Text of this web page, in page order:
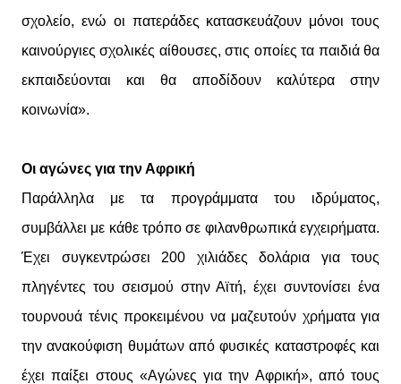
σχολείο, ενώ οι πατεράδες κατασκευάζουν μόνοι τους
καινούργιες σχολικές αίθουσες, στις οποίες τα παιδιά θα
εκπαιδεύονται και θα αποδίδουν καλύτερα στην
κοινωνία».
Οι αγώνες για την Αφρική
Παράλληλα με τα προγράμματα του ιδρύματος,
συμβάλλει με κάθε τρόπο σε φιλανθρωπικά εγχειρήματα.
Έχει συγκεντρώσει 200 χιλιάδες δολάρια για τους
πληγέντες του σεισμού στην Αϊτή, έχει συντονίσει ένα
τουρνουά τένις προκειμένου να μαζευτούν χρήματα για
την ανακούφιση θυμάτων από φυσικές καταστροφές και
έχει παίξει στους «Αγώνες για την Αφρική», από τους